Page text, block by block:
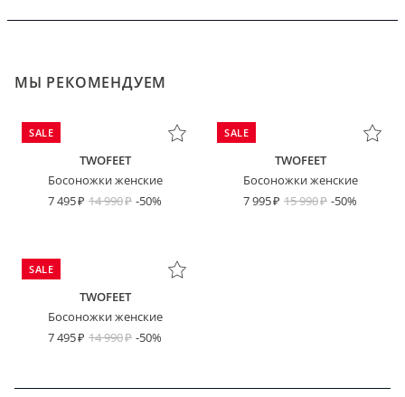
МЫ РЕКОМЕНДУЕМ
SALE
TWOFEET
Босоножки женские
7 495
14 990 -50%
SALE
TWOFEET
Босоножки женские
7 995
15 990 -50%
SALE
TWOFEET
Босоножки женские
7 495
14 990 -50%